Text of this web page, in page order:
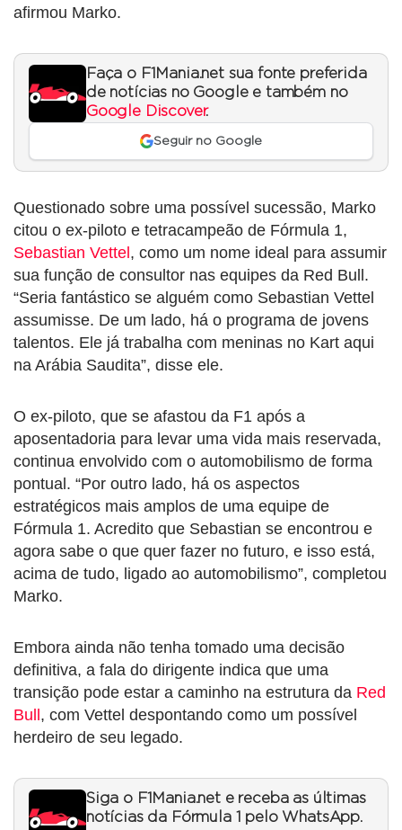
afirmou Marko.
Faça o F1Mania.net sua fonte preferida
de notícias no Google e também no
Google Discover.
Seguir no Google
Questionado sobre uma possível sucessão, Marko
citou o ex-piloto e tetracampeão de Fórmula 1,
Sebastian Vettel , como um nome ideal para assumir
sua função de consultor nas equipes da Red Bull.
“Seria fantástico se alguém como Sebastian Vettel
assumisse. De um lado, há o programa de jovens
talentos. Ele já trabalha com meninas no Kart aqui
na Arábia Saudita”, disse ele.
O ex-piloto, que se afastou da F1 após a
aposentadoria para levar uma vida mais reservada,
continua envolvido com o automobilismo de forma
pontual. “Por outro lado, há os aspectos
estratégicos mais amplos de uma equipe de
Fórmula 1. Acredito que Sebastian se encontrou e
agora sabe o que quer fazer no futuro, e isso está,
acima de tudo, ligado ao automobilismo”, completou
Marko.
Embora ainda não tenha tomado uma decisão
definitiva, a fala do dirigente indica que uma
transição pode estar a caminho na estrutura da Red
Bull , com Vettel despontando como um possível
herdeiro de seu legado.
Siga o F1Mania.net e receba as últimas
notícias da Fórmula 1 pelo WhatsApp.